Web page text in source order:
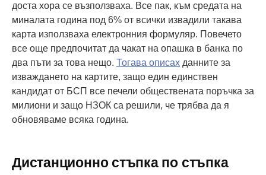
доста хора се възползваха. Все пак, към средата на
миналата година под 6% от всички извадили такава
карта използваха електронния формуляр. Повечето
все още предпочитат да чакат на опашка в банка по
два пъти за това нещо. Тогава описах данните за
изваждането на картите, защо един единствен
кандидат от БСП все печели обществената поръчка за
милиони и защо НЗОК са решили, че трябва да я
обновяваме всяка година.
Дистанционно стъпка по стъпка